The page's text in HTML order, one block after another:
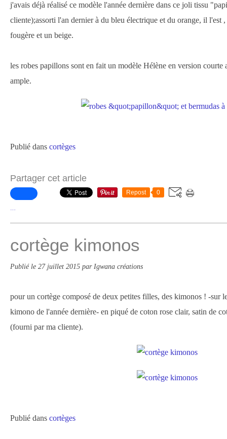
j'avais déjà réalisé ce modèle l'année dernière dans ce joli tissu
cliente);assorti l'an dernier à du bleu électrique et du orange, il l'est
fougère et un beige.
les robes papillons sont en fait un modèle Hélène en version courte
ample.
Publié dans cortèges
Partager cet article
Repost 0
cortège kimonos
Publié le 27 juillet 2015 par Igwana créations
pour un cortège composé de deux petites filles, des kimonos ! -sur
kimono de l'année dernière- en piqué de coton rose clair, satin de
(fourni par ma cliente).
Publié dans cortèges